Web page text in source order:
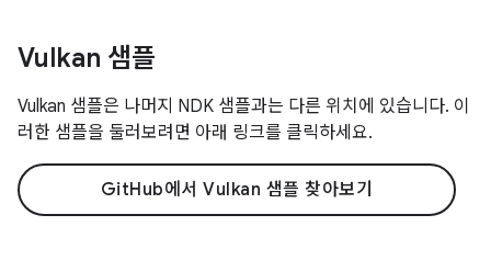
Vulkan 샘플
Vulkan 샘플은 나머지 NDK 샘플과는 다른 위치에 있습니다. 이
러한 샘플을 둘러보려면 아래 링크를 클릭하세요.
GitHub에서 Vulkan 샘플 찾아보기